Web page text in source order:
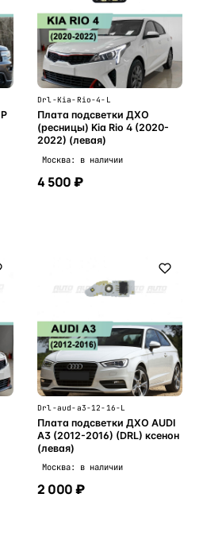
Drl-Kia-Rio-4-L
Плата подсветки ДХО
(ресницы) Kia Rio 4 (2020-
2022) (левая)
Москва: в наличии
4 500 ₽
Drl-aud-a3-12-16-L
Плата подсветки ДХО AUDI
A3 (2012-2016) (DRL) ксенон
(левая)
Москва: в наличии
2 000 ₽